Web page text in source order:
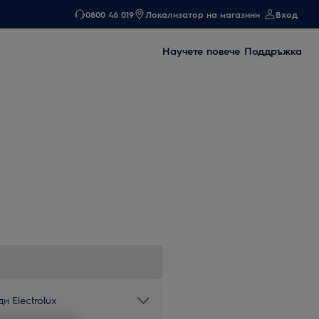
0800 46 019 Локализатор на магазини Вход
Научете повече Поддръжка
Electrolux